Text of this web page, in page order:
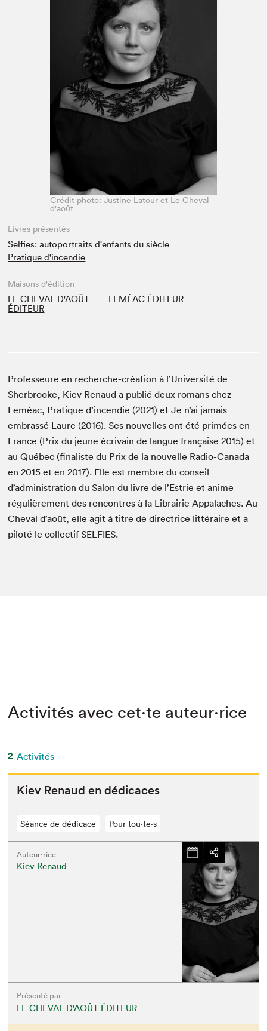
Crédit photo: Justine Latour et Le Cheval
d'août
Livres présentés
Selfies: autoportraits d'enfants du siècle
Pratique d'incendie
Maisons d'édition
LE CHEVAL D'AOÛT
ÉDITEUR
LEMÉAC ÉDITEUR
Professeure en recherche-création à l’Université de
Sherbrooke, Kiev Renaud a publié deux romans chez
Leméac, Pratique d’incendie (2021) et Je n’ai jamais
embrassé Laure (2016). Ses nouvelles ont été primées en
France (Prix du jeune écrivain de langue française 2015) et
au Québec (finaliste du Prix de la nouvelle Radio-Canada
en 2015 et en 2017). Elle est membre du conseil
d’administration du Salon du livre de l’Estrie et anime
régulièrement des rencontres à la Librairie Appalaches. Au
Cheval d’août, elle agit à titre de directrice littéraire et a
piloté le collectif SELFIES.
Activités avec cet·te auteur·rice
2 Activités
Kiev Renaud en dédicaces
Séance de dédicace Pour tou⋅te⋅s
Auteur·rice
Kiev Renaud
Présenté par
LE CHEVAL D'AOÛT ÉDITEUR